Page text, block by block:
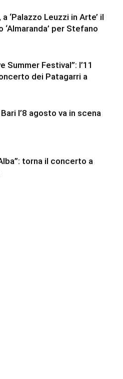
‘Palazzo Leuzzi in Arte’ il
‘Almaranda’ per Stefano
Summer Festival”: l’11
dei Patagarri a
l’8 agosto va in scena
torna il concerto a